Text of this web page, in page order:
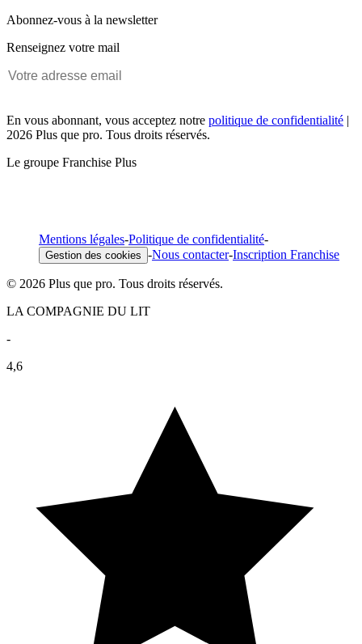
Abonnez-vous à la newsletter
Renseignez votre mail
En vous abonnant, vous acceptez notre politique de confidentialité |
2026 Plus que pro. Tous droits réservés.
Le groupe Franchise Plus
Mentions légales-Politique de confidentialité-
Gestion des cookies -Nous contacter-Inscription Franchise
© 2026 Plus que pro. Tous droits réservés.
LA COMPAGNIE DU LIT
-
4,6